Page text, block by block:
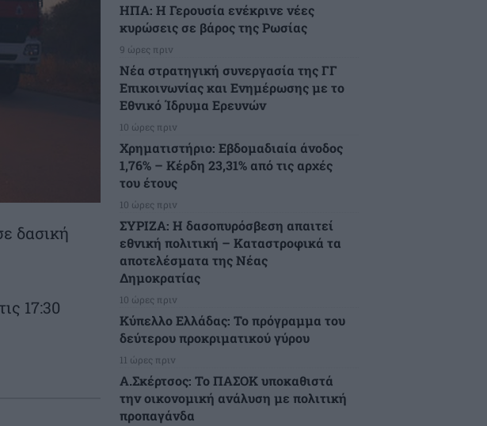
δασική
17:30
ΗΠΑ: Η Γερουσία ενέκρινε νέες
κυρώσεις σε βάρος της Ρωσίας
9 ώρες πριν
Νέα στρατηγική συνεργασία της ΓΓ
Επικοινωνίας και Ενημέρωσης με το
Εθνικό Ίδρυμα Ερευνών
10 ώρες πριν
Χρηματιστήριο: Εβδομαδιαία άνοδος
1,76% – Κέρδη 23,31% από τις αρχές
του έτους
10 ώρες πριν
ΣΥΡΙΖΑ: Η δασοπυρόσβεση απαιτεί
εθνική πολιτική – Καταστροφικά τα
αποτελέσματα της Νέας
Δημοκρατίας
10 ώρες πριν
Κύπελλο Ελλάδας: Το πρόγραμμα του
δεύτερου προκριματικού γύρου
11 ώρες πριν
Α.Σκέρτσος: Το ΠΑΣΟΚ υποκαθιστά
την οικονομική ανάλυση με πολιτική
προπαγάνδα